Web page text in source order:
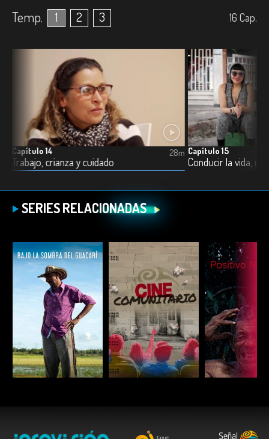
Temp. 1 2 3 16 Cap.
Capítulo 14
Trabajo, crianza y cuidado
28m Capítulo 15
Conducir la vida,
SERIES RELACIONADAS
ESCUCHAR ESCUCHAR